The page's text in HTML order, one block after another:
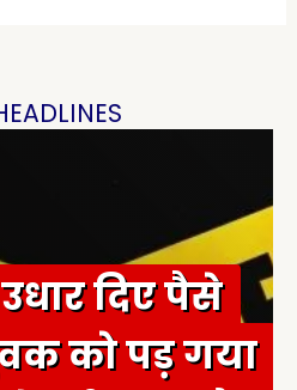
दिए पैसे
को पड़ गया